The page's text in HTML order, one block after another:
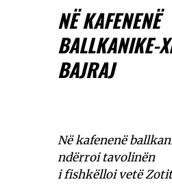
NË KAFENENË
BALLKANIKE-
BAJRAJ
Në kafenenë
ndërroi tavolinën
i fishkëlloi vetë